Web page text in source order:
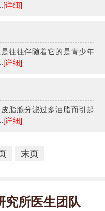
[详细]
往往伴随着它的是青少年
[详细]
脂腺分泌过多油脂而引起
[详细]
末页
究所医生团队